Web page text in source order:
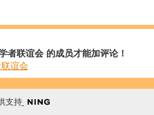
者联谊会 的成员才能加评论！
谊会
支持